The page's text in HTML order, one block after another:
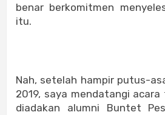
benar berkomitmen
itu.
Nah, setelah hampir putus-
2019, saya mendatangi
diadakan alumni Buntet